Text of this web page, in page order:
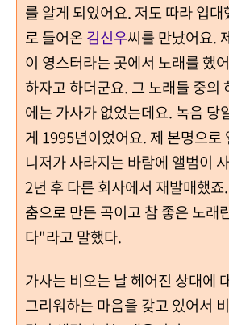
를 알게 되었어요. 저도 따라 입
로 들어온 김신우씨를 만났어요.
이 영스터라는 곳에서 노래를 했
하자고 하더군요. 그 노래들 중의
에는 가사가 없었는데요. 녹음 당
게 1995년이었어요. 제 본명으로
니저가 사라지는 바람에 앨범이
2년 후 다른 회사에서 재발매했
춤으로 만든 곡이고 참 좋은 노래
다"라고 말했다.
가사는 비오는 날 헤어진 상대에
그리워하는 마음을 갖고 있어서